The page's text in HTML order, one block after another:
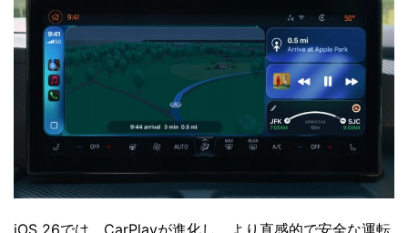
iOS 26では、CarPlayが進化し、より直感的で安全な運転